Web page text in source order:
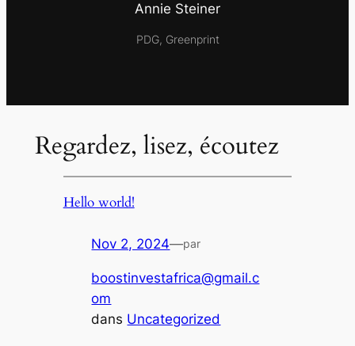
Annie Steiner
PDG, Greenprint
Regardez, lisez, écoutez
Hello world!
Nov 2, 2024—par
boostinvestafrica@gmail.c
om
dans Uncategorized